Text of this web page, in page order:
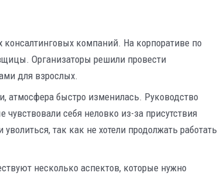
компаний. На корпоративе по
Организаторы решили провести
для взрослых.
атмосфера быстро изменилась. Руководство
себя неловко из-за присутствия
так как не хотели продолжать работать
несколько аспектов, которые нужно